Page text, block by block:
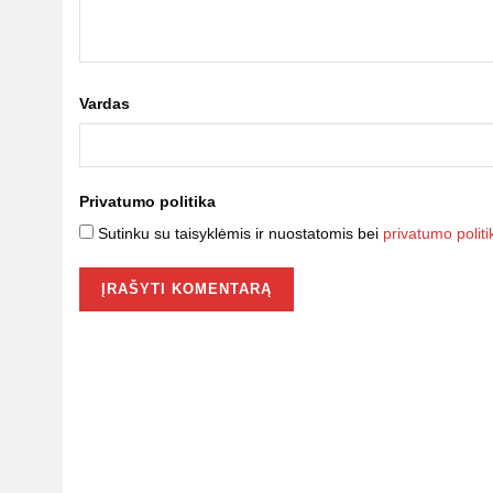
Vardas
Privatumo politika
Sutinku su taisyklėmis ir nuostatomis bei privatumo